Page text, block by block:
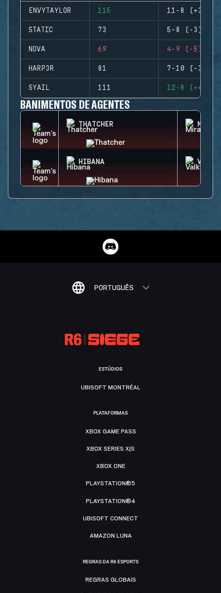
ENVYTAYLOR 115 11-8 (+3)
STATIC 73 5-8 (-3)
NOVA 69 4-9 (-5)
HARP3R 81 7-10 (-3)
SYAIL 111 12-8 (+4)
BANIMENTOS DE AGENTES
THATCHER MIRA
HIBANA
PORTUGUÊS
ESTÚDIOS
UBISOFT MONTRÉAL
PLATAFORMAS
XBOX GAME PASS
XBOX SERIES X|S
XBOX ONE
PLAYSTATION®5
PLAYSTATION®4
UBISOFT CONNECT
AMAZON LUNA
REGRAS DA R6 ESPORTS
REGRAS GLOBAIS